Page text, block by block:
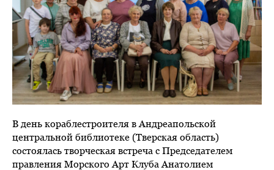
В день кораблестроителя в Андреапольской
центральной библиотеке (Тверская область)
состоялась творческая встреча с Председателем
правления Морского Арт Клуба Анатолием